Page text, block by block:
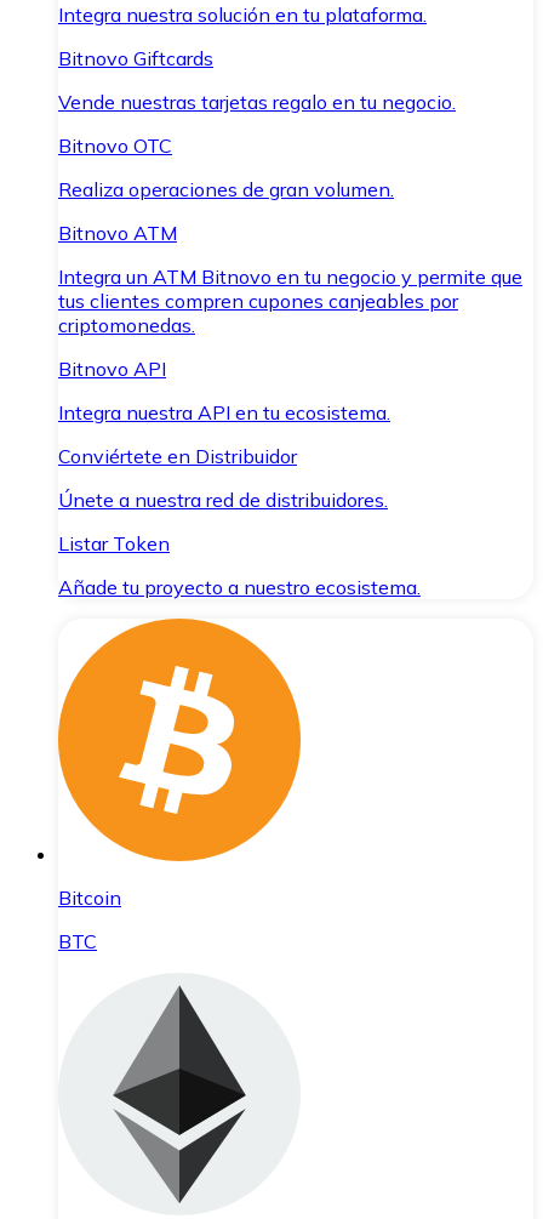
Integra nuestra solución en tu plataforma.
Bitnovo Giftcards
Vende nuestras tarjetas regalo en tu negocio.
Bitnovo OTC
Realiza operaciones de gran volumen.
Bitnovo ATM
Integra un ATM Bitnovo en tu negocio y permite que
tus clientes compren cupones canjeables por
criptomonedas.
Bitnovo API
Integra nuestra API en tu ecosistema.
Conviértete en Distribuidor
Únete a nuestra red de distribuidores.
Listar Token
Añade tu proyecto a nuestro ecosistema.
Bitcoin
BTC